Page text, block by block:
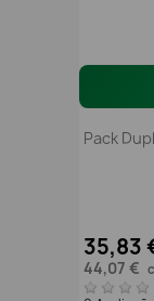
Pack
35,83
44,07 €